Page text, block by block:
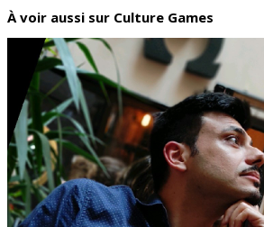
À voir aussi sur Culture Games